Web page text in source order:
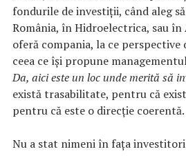
fondurile de investiții, când aleg
România, în Hidroelectrica, sau în
oferă compania, la ce perspective
ceea ce își propune
Da, aici este un loc unde merită să
există trasabilitate, pentru că
pentru că este o direcție coerentă.
Nu a stat nimeni în fața